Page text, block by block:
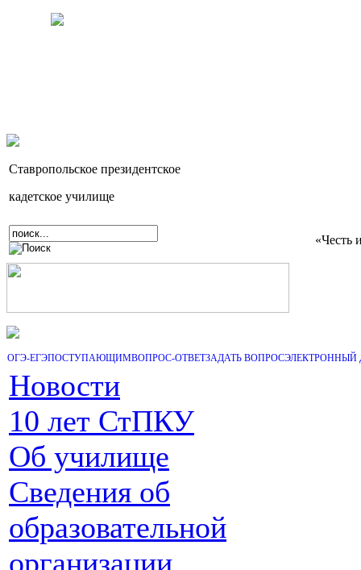
Ставропольское президентское
кадетское училище
«Честь
ОГЭ-ЕГЭПОСТУПАЮЩИМВОПРОС-ОТВЕТЗАДАТЬ ВОПРОСЭЛЕКТРОННЫЙ
Новости
10 лет СтПКУ
Об училище
Сведения об
образовательной
организации